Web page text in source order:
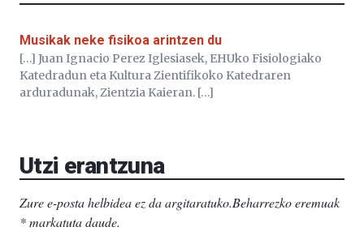
Musikak neke fisikoa arintzen du
[…] Juan Ignacio Perez Iglesiasek, EHUko Fisiologiako
Katedradun eta Kultura Zientifikoko Katedraren
arduradunak, Zientzia Kaieran. […]
Utzi erantzuna
Zure e-posta helbidea ez da argitaratuko.Beharrezko eremuak
*markatuta daude.